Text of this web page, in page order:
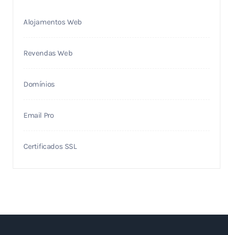
Alojamentos Web
Revendas Web
Domínios
Email Pro
Certificados SSL